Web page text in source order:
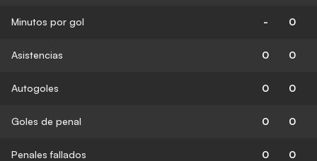
Minutos por gol - 0
Asistencias 0 0
Autogoles 0 0
Goles de penal 0 0
Penales fallados 0 0